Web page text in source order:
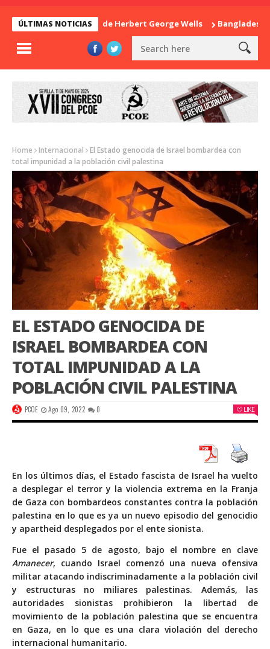
ÚLTIMAS NOTICIAS
La sorpresa de Herbert George Wells Bangladesh:
Home Internacional
El Estado genocida de Israel bombardea con
total impunidad a la población civil palestina
EL ESTADO GENOCIDA DE
ISRAEL BOMBARDEA CON
TOTAL IMPUNIDAD A LA
POBLACIÓN CIVIL PALESTINA
PCOE Ago 09, 2022 0 LIKE
En los últimos días, el Estado fascista de Israel ha vuelto
a desplegar el terror y la violencia extrema en la Franja
de Gaza con bombardeos constantes contra la población
palestina en lo que es ya un nuevo episodio del genocidio
y apartheid desplegados por el ente sionista.
Fue el pasado 5 de agosto, bajo el nombre en clave
Amanecer, cuando Israel comenzó una nueva ofensiva
militar atacando indiscriminadamente a la población civil
y estructuras no miliares palestinas. Además, las
autoridades sionistas prohibieron la libertad de
movimiento de la población palestina que se encuentra
en Gaza, en lo que es una clara violación del derecho
internacional humanitario.